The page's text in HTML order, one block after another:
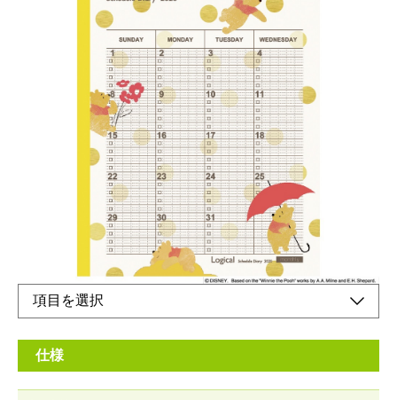
ロジカルノートタイプのスケジュール帳！2020年
版のディズニーデザイン！
メーカー希望小売価格：
+ 税
裏面も可愛いキャラクターデザイン！
仕様